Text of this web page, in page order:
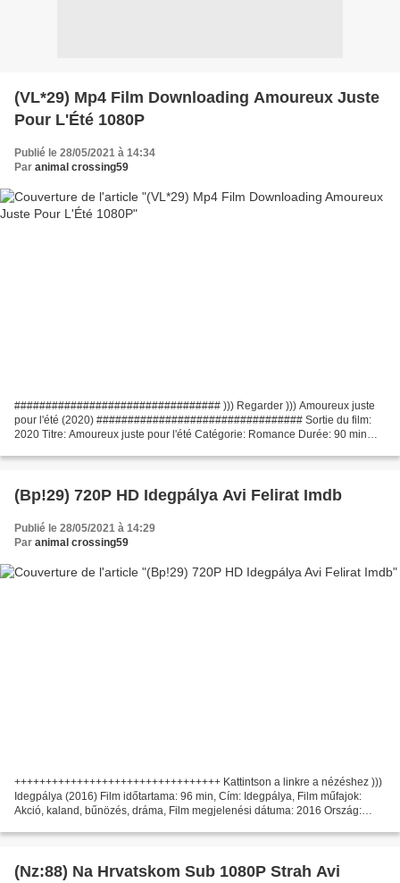
(VL*29) Mp4 Film Downloading Amoureux Juste
Pour L'Été 1080P
Publié le 28/05/2021 à 14:34
Par animal crossing59
################################# ))) Regarder ))) Amoureux juste
pour l'été (2020) ################################# Sortie du film:
2020 Titre: Amoureux juste pour l'été Catégorie: Romance Durée: 90 min
(Bp!29) 720P HD Idegpálya Avi Felirat Imdb
Publié le 28/05/2021 à 14:29
Par animal crossing59
+++++++++++++++++++++++++++++++++ Kattintson a linkre a nézéshez )))
Idegpálya (2016) Film időtartama: 96 min, Cím: Idegpálya, Film műfajok:
Akció, kaland, bűnözés, dráma, Film megjelenési dátuma: 2016 Ország:
(Nz:88) Na Hrvatskom Sub 1080P Strah Avi